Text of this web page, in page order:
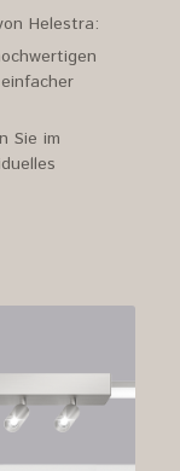
Helestra:
Sie im